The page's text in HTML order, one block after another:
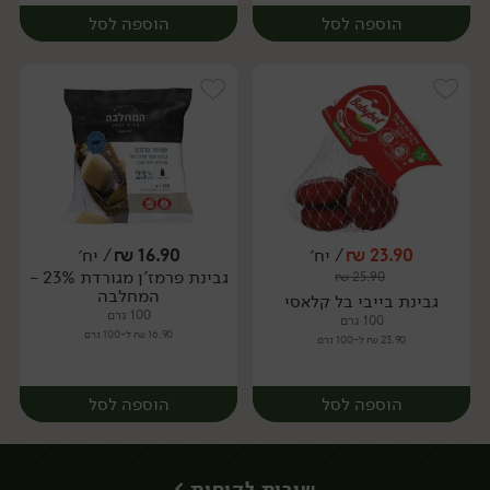
הוספה לסל
יח׳
הוספה לסל
יח׳
23.90
₪/ יח׳
25.90
₪
גבינת בייבי בל קלאסי
100 גרם
23.90 ₪ ל-100 גרם
הוספה לסל
16.90
₪/ יח׳
גבינת פרמז'ן מגורדת 23% -
המחלבה
100 גרם
16.90 ₪ ל-100 גרם
הוספה לסל